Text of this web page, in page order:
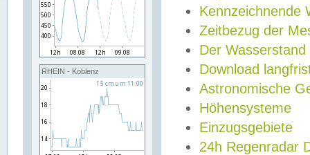
RHEIN - Koblenz
Kennzeichnende
Zeitbezug der
Der Wasserstand
Download
Astronomische
Höhensysteme
Einzugsgebiete
24h Regenradar